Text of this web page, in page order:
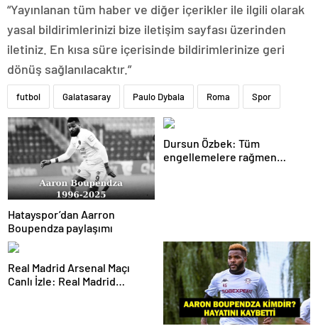
“Yayınlanan tüm haber ve diğer içerikler ile ilgili olarak
yasal bildirimlerinizi bize iletişim sayfası üzerinden
iletiniz. En kısa süre içerisinde bildirimlerinize geri
dönüş sağlanılacaktır.”
futbol Galatasaray Paulo Dybala Roma Spor
Hatayspor’dan Aarron
Boupendza paylaşımı
Dursun Özbek: Tüm
engellemelere rağmen
Real Madrid Arsenal Maçı
Canlı İzle: Real Madrid